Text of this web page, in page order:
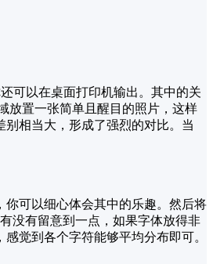
可以在桌面打印机输出。其中的关
放置一张简单且醒目的照片，这样
相当大，形成了强烈的对比。当
可以细心体会其中的乐趣。然后将
没有留意到一点，如果字体放得非
觉到各个字符能够平均分布即可。